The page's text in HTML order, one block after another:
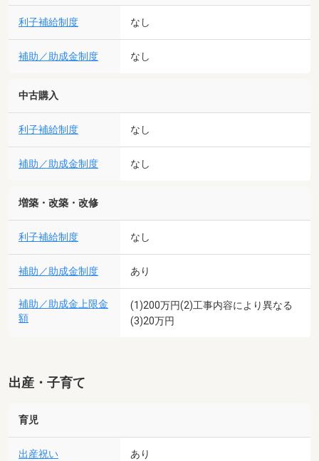
利子補給制度 なし
補助／助成金制度 なし
中古購入
利子補給制度 なし
補助／助成金制度 なし
増築・改築・改修
利子補給制度 なし
補助／助成金制度 あり
補助／助成金上限金
額
(1)200万円(2)工事内容により異なる
(3)20万円
出産・子育て
育児
出産祝い あり